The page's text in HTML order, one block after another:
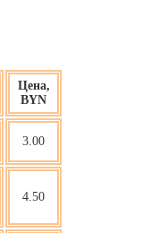
Цена,
BYN
3.00
4.50